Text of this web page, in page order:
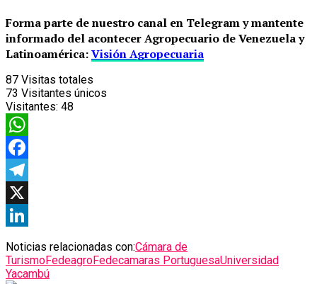
Forma parte de nuestro canal en Telegram y mantente
informado del acontecer Agropecuario de Venezuela y
Latinoamérica:Visión Agropecuaria
87 Visitas totales
73 Visitantes únicos
Visitantes: 48
WhatsApp
Facebook
Telegram
X
Noticias relacionadas con:Cámara de
TurismoFedeagroFedecamaras PortuguesaUniversidad
Yacambú